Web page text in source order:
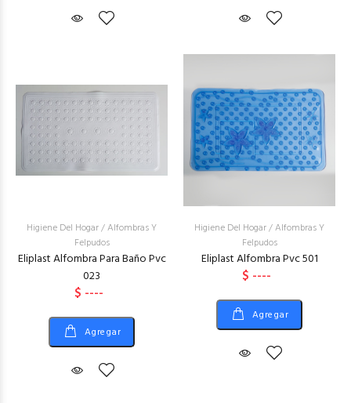
Higiene Del Hogar/Alfombras Y
Felpudos
Eliplast Alfombra Para Baño Pvc
023
$ ----
Agregar
Higiene Del Hogar/Alfombras Y
Felpudos
Eliplast Alfombra Pvc 501
$ ----
Agregar